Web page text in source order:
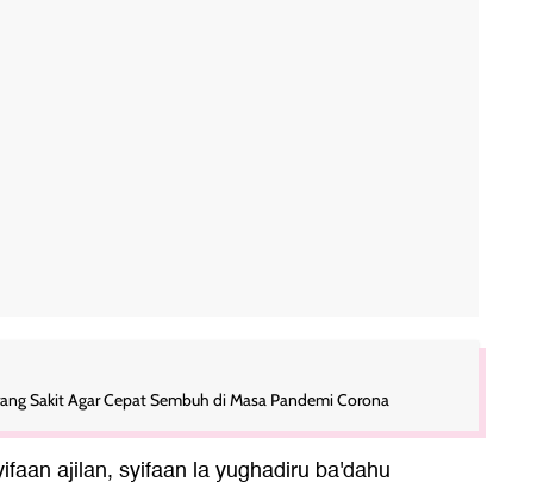
Sakit Agar Cepat Sembuh di Masa Pandemi Corona
ajilan, syifaan la yughadiru ba'dahu